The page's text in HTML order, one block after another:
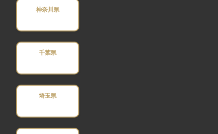
神奈川県
千葉県
埼玉県